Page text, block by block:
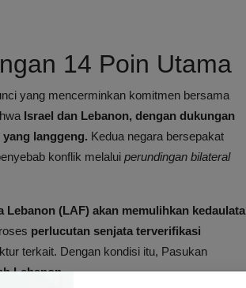
14 Poin Utama
yang mencerminkan komitmen bersama
Israel dan Lebanon, dengan dukungan
langgeng. Kedua negara bersepakat
konflik melalui perundingan bilateral
Lebanon (LAF) akan memulihkan
perlucutan senjata terverifikasi
terkait. Dengan kondisi itu, Pasukan
Lebanon.